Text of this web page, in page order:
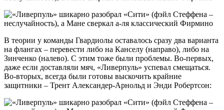
В теории у команды Гвардиолы оставалось сразу два варианта
на флангах – перевести либо на Канселу (направо), либо на
Зинченко (налево). С этим тоже были проблемы. Во-первых,
даже если доставляли мяч, «Ливерпуль» успевал смещаться.
Во-вторых, всегда были готовы выскочить крайние
защитники – Трент Александер-Арнольд и Энди Робертсон: